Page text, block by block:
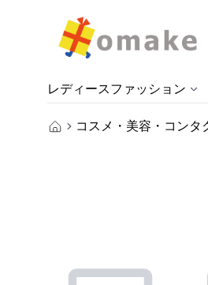
レディースファッション
コスメ・美容・コンタ